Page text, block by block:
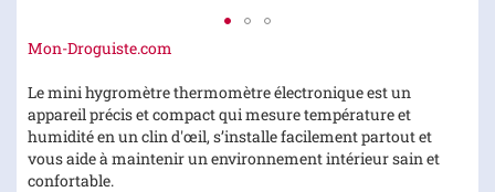
Mon-Droguiste.com
Le mini hygromètre thermomètre électronique est un
appareil précis et compact qui mesure température et
humidité en un clin d'œil, s’installe facilement partout et
vous aide à maintenir un environnement intérieur sain et
confortable.
Skip
the
beginning
of
the
images